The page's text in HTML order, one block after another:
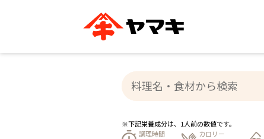
ヤマキ
ヤマキ
ストレート
おいしいレシピTOP
汁物レシピ
※下記栄養成分は、1人前の数値です。
調理時間
カロリー